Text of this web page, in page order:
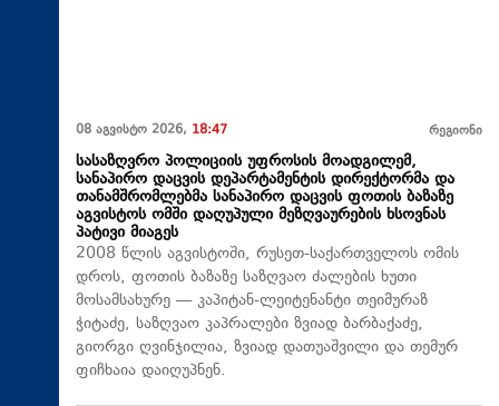
08 აგვისტო 2026, 18:47 რეგიონი
სასაზღვრო პოლიციის უფროსის მოადგილემ,
სანაპირო დაცვის დეპარტამენტის დირექტორმა და
თანამშრომლებმა სანაპირო დაცვის ფოთის ბაზაზე
აგვისტოს ომში დაღუპული მეზღვაურების ხსოვნას
პატივი მიაგეს
2008 წლის აგვისტოში, რუსეთ-საქართველოს ომის
დროს, ფოთის ბაზაზე საზღვაო ძალების ხუთი
მოსამსახურე — კაპიტან-ლეიტენანტი თეიმურაზ
ჭიტაძე, საზღვაო კაპრალები ზვიად ბარბაქაძე,
გიორგი ღვინჯილია, ზვიად დათუაშვილი და თემურ
ფიჩხაია დაიღუპნენ.